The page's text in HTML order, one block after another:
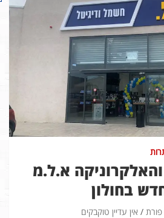
א.ל.מ
בחולון
פורת אין עדיין טוקבקים